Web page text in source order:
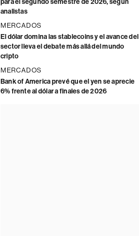
analistas
MERCADOS
El dólar domina las stablecoins y el avance del
sector lleva el debate más allá del mundo
cripto
MERCADOS
Bank of America prevé que el yen se aprecie
6% frente al dólar a finales de 2026